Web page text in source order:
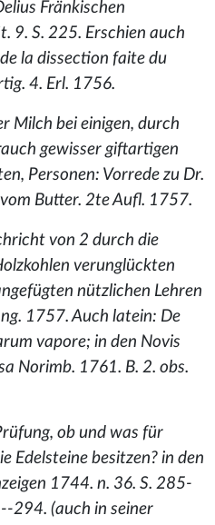
Fränkischen
9. S. 225. Erschien auch
la dissection faite du
4. Erl. 1756.
Milch bei einigen, durch
gewisser giftartigen
Personen: Vorrede zu Dr.
Butter. 2te Aufl. 1757.
von 2 durch die
verunglückten
nützlichen Lehren
1757. Auch latein: De
vapore; in den Novis
Norimb. 1761. B. 2. obs.
ob und was für
Edelsteine besitzen? in den
1744. n. 36. S. 285-
294. (auch in seiner